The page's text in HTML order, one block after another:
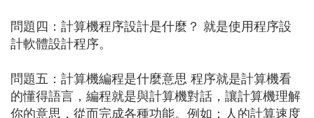
問題四：計算機程序設計是什麼？ 就是使用程序設
計軟體設計程序。
問題五：計算機編程是什麼意思 程序就是計算機看
的懂得語言，編程就是與計算機對話，讓計算機理解
你的意思，從而完成各種功能。例如：人的計算速度